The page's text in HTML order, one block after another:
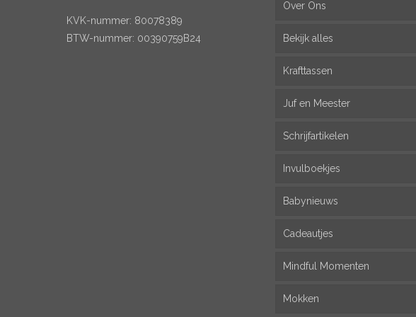
KVK-nummer: 80078389
BTW-nummer: 00390759B24
Over Ons
Bekijk alles
Krafttassen
Juf en Meester
Schrijfartikelen
Invulboekjes
Babynieuws
Cadeautjes
Mindful Momenten
Mokken